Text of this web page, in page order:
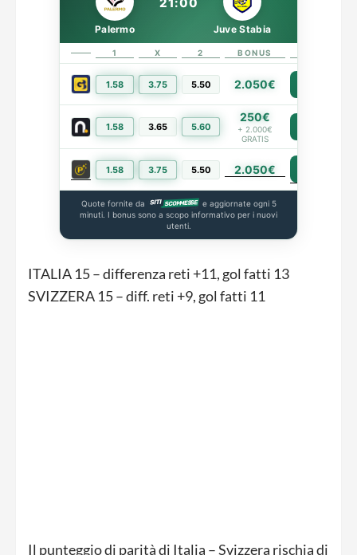
21:00
Palermo Juve Stabia
1 X 2 BONUS
1.58 3.75 5.50 2.050€
1.58 3.65 5.60
250€
+ 2.000€
GRATIS
1.58 3.75 5.50 2.050€
Quote fornite da
e aggiornate ogni 5
minuti. I bonus sono a scopo informativo per i nuovi
utenti.
ITALIA 15 – differenza reti +11, gol fatti 13
SVIZZERA 15 – diff. reti +9, gol fatti 11
Il punteggio di parità di Italia – Svizzera rischia di